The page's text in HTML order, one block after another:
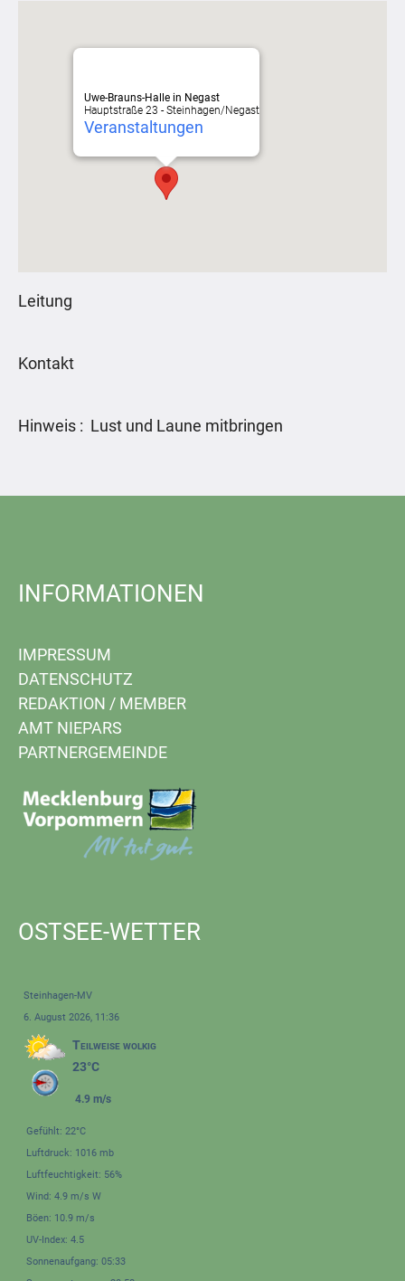
Uwe-Brauns-Halle in Negast
Hauptstraße 23 - Steinhagen/Negast
Veranstaltungen
Leitung
Kontakt
Hinweis : Lust und Laune mitbringen
INFORMATIONEN
IMPRESSUM
DATENSCHUTZ
REDAKTION / MEMBER
AMT NIEPARS
PARTNERGEMEINDE
OSTSEE-WETTER
Steinhagen-MV
6. August 2026, 11:36
Teilweise wolkig
23°C
4.9 m/s
Gefühlt: 22°C
Luftdruck: 1016 mb
Luftfeuchtigkeit: 56%
Wind: 4.9 m/s W
Böen: 10.9 m/s
UV-Index: 4.5
Sonnenaufgang: 05:33